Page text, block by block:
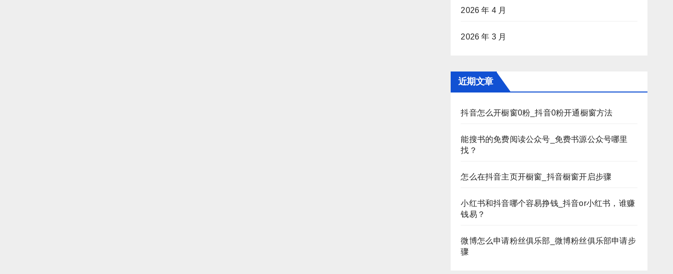
2026 年 4 月
2026 年 3 月
近期文章
抖音怎么开橱窗0粉_抖音0粉开通橱窗方法
能搜书的免费阅读公众号_免费书源公众号哪里
找？
怎么在抖音主页开橱窗_抖音橱窗开启步骤
小红书和抖音哪个容易挣钱_抖音or小红书，谁赚
钱易？
微博怎么申请粉丝俱乐部_微博粉丝俱乐部申请步
骤